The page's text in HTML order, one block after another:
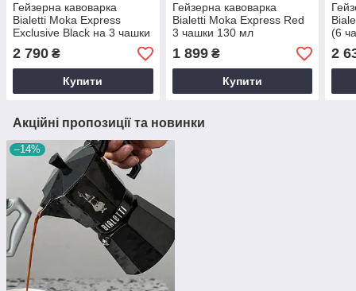
Гейзерна кавоварка
Bialetti Moka Express
Exclusive Black на 3 чашки
2 790 ₴
Купити
Гейзерна кавоварка
Bialetti Moka Express Red
3 чашки 130 мл
1 899₴
Купити
(6
2
Акційні пропозиції та новинки
–14%